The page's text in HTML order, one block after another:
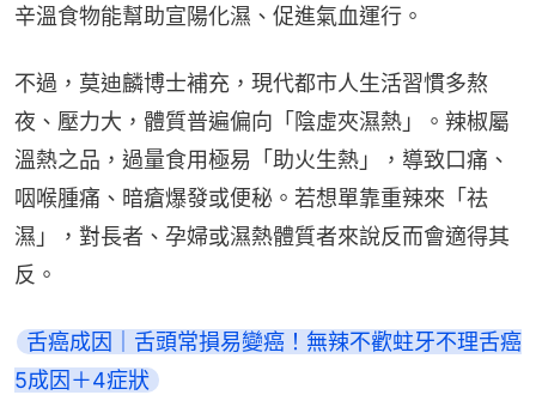
辛溫食物能幫助宣陽化濕、促進氣血運行。
不過，莫迪麟博士補充，現代都市人生活習慣多熬
夜、壓力大，體質普遍偏向「陰虛夾濕熱」。辣椒屬
溫熱之品，過量食用極易「助火生熱」，導致口痛、
咽喉腫痛、暗瘡爆發或便秘。若想單靠重辣來「祛
濕」，對長者、孕婦或濕熱體質者來說反而會適得其
反。
舌癌成因｜舌頭常損易變癌！無辣不歡蛀牙不理舌癌
5成因＋4症狀